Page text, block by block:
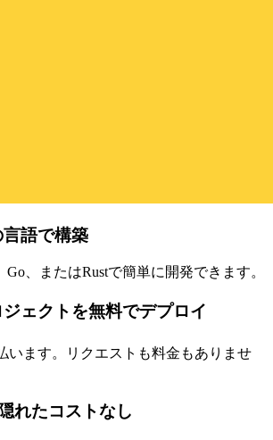
語で構築
Go、またはRustで簡単に開発できます。
ェクトを無料でデプロイ
います。リクエストも料金もありませ
れたコストなし